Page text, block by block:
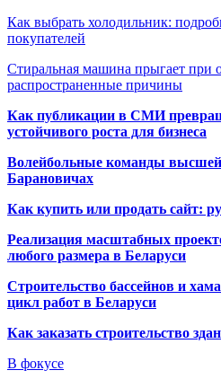
Как выбрать холодильник:
покупателей
Стиральная машина прыгает при
распространенные причины
Как публикации в СМИ
устойчивого роста для бизнеса
Волейбольные команды высшей
Барановичах
Как купить или продать сайт:
Реализация масштабных
любого размера в Беларуси
Строительство бассейнов и
цикл работ в Беларуси
Как заказать строительство
В фокусе